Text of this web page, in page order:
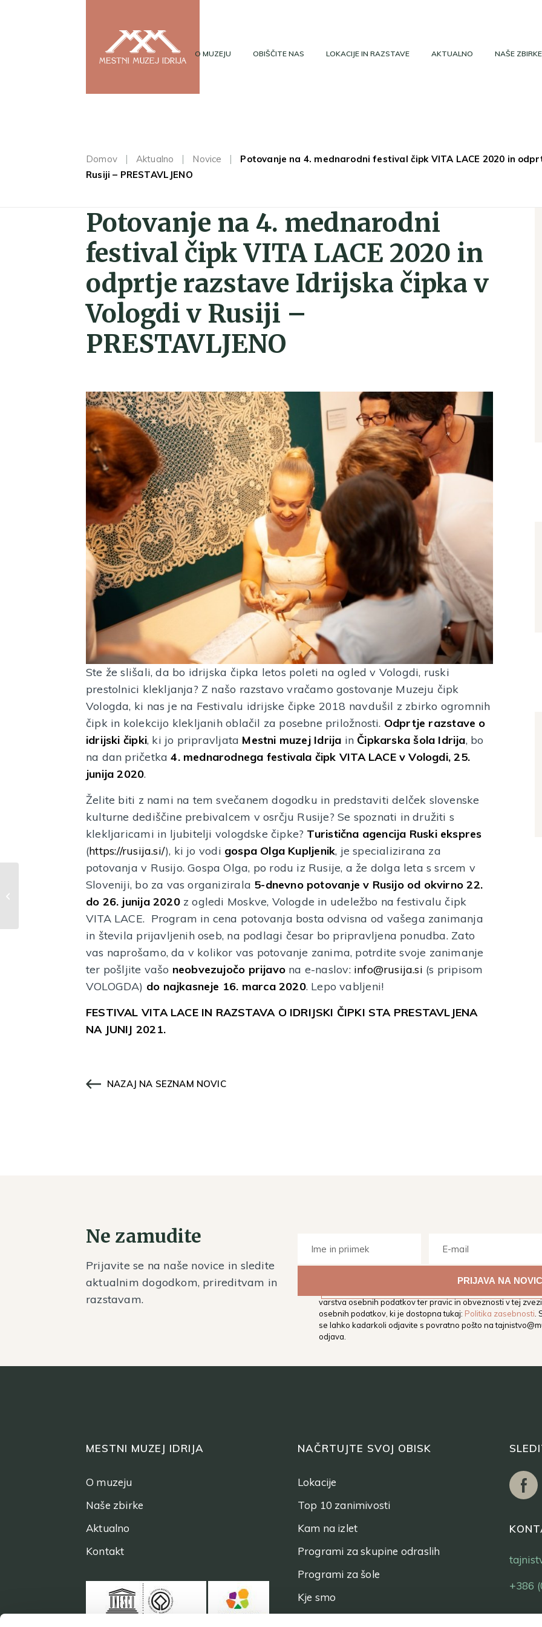
O MUZEJU OBIŠČITE NAS LOKACIJE IN RAZSTAVE AKTUALNO NAŠE ZBIRKE
Domov Aktualno Novice
Potovanje na 4. mednarodni festival čipk VITA LACE 2020 in
Rusiji – PRESTAVLJENO
Potovanje na 4. mednarodni
festival čipk VITA LACE 2020 in
odprtje razstave Idrijska čipka v
Vologdi v Rusiji –
PRESTAVLJENO
Ste že slišali, da bo idrijska čipka letos poleti na ogled v Vologdi, ruski
prestolnici klekljanja? Z našo razstavo vračamo gostovanje Muzeju čipk
Vologda, ki nas je na Festivalu idrijske čipke 2018 navdušil z zbirko ogromnih
čipk in kolekcijo klekljanih oblačil za posebne priložnosti. Odprtje razstave o
idrijski čipki, ki jo pripravljata Mestni muzej Idrija in Čipkarska šola Idrija, bo
na dan pričetka4. mednarodnega festivala čipk VITA LACE v Vologdi, 25.
junija 2020.
Želite biti z nami na tem svečanem dogodku in predstaviti delček slovenske
kulturne dediščine prebivalcem v osrčju Rusije? Se spoznati in družiti s
klekljaricami in ljubitelji vologdske čipke? Turistična agencija Ruski ekspres
(https://rusija.si/), ki jo vodi gospa Olga Kupljenik, je specializirana za
potovanja v Rusijo. Gospa Olga, po rodu iz Rusije, a že dolga leta s srcem v
Sloveniji, bo za vas organizirala 5-dnevno potovanje v Rusijo od okvirno 22.
do 26. junija 2020z ogledi Moskve, Vologde in udeležbo na festivalu čipk
VITA LACE. Program in cena potovanja bosta odvisna od vašega zanimanja
in števila prijavljenih oseb, na podlagi česar bo pripravljena ponudba. Zato
vas naprošamo, da v kolikor vas potovanje zanima, potrdite svoje zanimanje
ter pošljite vašo neobvezujočo prijavona e-naslov: info@rusija.si (s pripisom
VOLOGDA) do najkasneje 16. marca 2020. Lepo vabljeni!
FESTIVAL VITA LACE IN RAZSTAVA O IDRIJSKI ČIPKI STA PRESTAVLJENA
NA JUNIJ 2021.
NAZAJ NA SEZNAM NOVIC
Ne zamudite
Prijavite se na naše novice in sledite
aktualnim dogodkom, prireditvam in
razstavam.
Z vpisom svojega elektronskega naslova soglašate, da vas
varstva osebnih podatkov ter pravic in obveznosti v tej
osebnih podatkov, ki je dostopna tukaj: Politika zasebnosti
se lahko kadarkoli odjavite s povratno pošto na
odjava.
MESTNI MUZEJ IDRIJA
O muzeju
Naše zbirke
Aktualno
Kontakt
NAČRTUJTE SVOJ OBISK
Lokacije
Top 10 zanimivosti
Kam na izlet
Programi za skupine odraslih
Programi za šole
Kje smo
+386
Napovednik muzejskih dogodkov